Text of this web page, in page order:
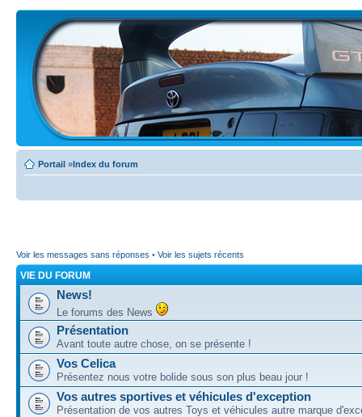
Portail »Index du forum
Voir les messages sans réponses • Voir les sujets récents
VIE DU FORUM
News!
Le forums des News
Présentation
Avant toute autre chose, on se présente !
Vos Celica
Présentez nous votre bolide sous son plus beau jour !
Vos autres sportives et véhicules d'exception
Présentation de vos autres Toys et véhicules autre marque